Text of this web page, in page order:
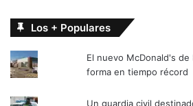
Los + Populares
El nuevo McDonald's
forma en tiempo récord
Un guardia civil